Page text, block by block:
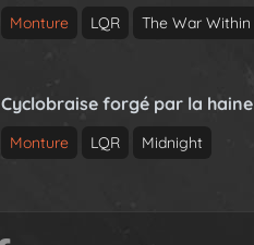
Monture LQR The War Within
Cyclobraise forgé par la haine
Monture LQR Midnight